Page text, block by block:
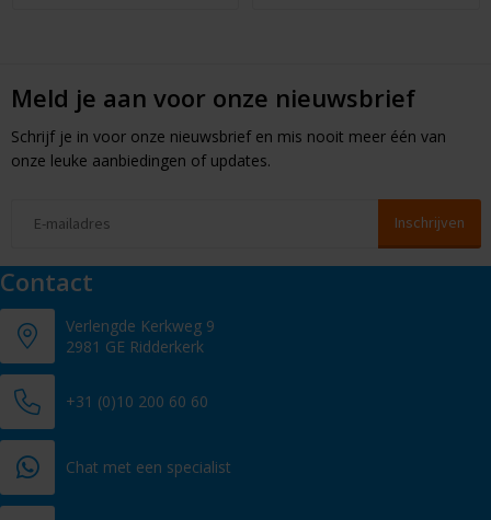
Meld je aan voor onze nieuwsbrief
Schrijf je in voor onze nieuwsbrief en mis nooit meer één van
onze leuke aanbiedingen of updates.
Contact
Verlengde Kerkweg 9
2981 GE Ridderkerk
+31 (0)10 200 60 60
Chat met een specialist